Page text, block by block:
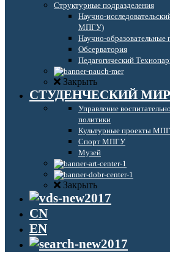
Структурные подразделения
Научно-
МПГУ)
Научно-образовательные
Обсерватория
Педагогический
Закрыть
СТУДЕНЧЕСКИЙ МИР
Управление
политики
Культурные проекты
Спорт МПГУ
Музей
Закрыть
CN
EN